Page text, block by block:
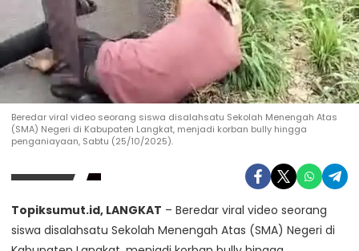
Beredar viral video seorang siswa disalahsatu Sekolah Menengah Atas
(SMA) Negeri di Kabupaten Langkat, menjadi korban bully hingga
penganiayaan, Sabtu (25/10/2025).
Topiksumut.id, LANGKAT – Beredar viral video seorang
siswa disalahsatu Sekolah Menengah Atas (SMA) Negeri di